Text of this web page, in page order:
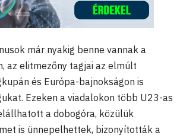
már nyakig benne vannak a
az elitmezőny tagjai az elmúlt
és Európa-bajnokságon is
Ezeken a viadalokon több U23-as
a dobogóra, közülük
is ünnepelhettek, bizonyították a